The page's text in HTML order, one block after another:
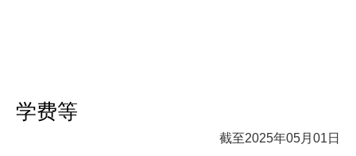
学费等
截至2025年05月01日